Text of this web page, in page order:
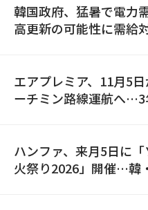
韓国政府、猛暑で電力
高更新の可能性に需給
エアプレミア、11月5
ーチミン路線運航へ…3
ハンファ、来月5日に
火祭り2026」開催…韓